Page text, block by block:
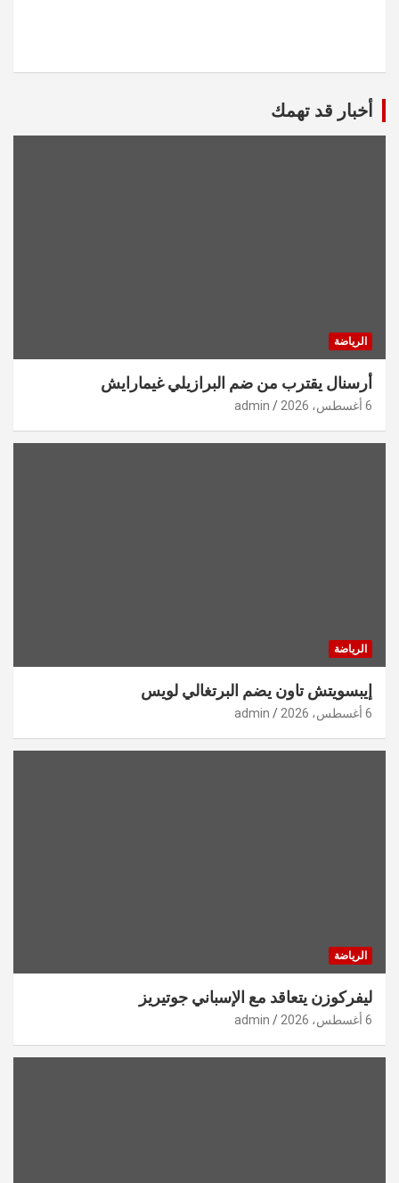
أخبار قد تهمك
الرياضة
أرسنال يقترب من ضم البرازيلي غيمارايش
6 أغسطس، 2026 admin
الرياضة
إيبسويتش تاون يضم البرتغالي لويس
6 أغسطس، 2026 admin
الرياضة
ليفركوزن يتعاقد مع الإسباني جوتيريز
6 أغسطس، 2026 admin